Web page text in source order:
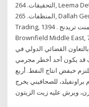
التحقيقات. 264, Leema Detergents Manufacturing, ليما لصناعة
المنظفات. 265, Dallah General 1393, GyroNav Oil Equipment
Trading, جيروناف أويل ايكوبمنت تريدنج . 1394, LAMA 7676,
Brownfield Middle East, براونفيلد ميدل أيست. 7677, Exorior .. 1 آذار
بالتعاون القضائي الدولي في
قد يكون أحد أخطر مجرمي
خبفض انتاج النفط. أربع
براونفيلد، للصحافيني يخرج